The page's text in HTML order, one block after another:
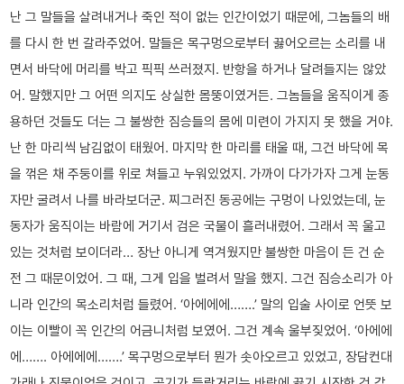
난 그 말들을 살려내거나 죽인 적이 없는 인간이었기 때문에, 그놈들의 배
를 다시 한 번 갈라주었어. 말들은 목구멍으로부터 끓어오르는 소리를 내
면서 바닥에 머리를 박고 픽픽 쓰러졌지. 반항을 하거나 달려들지는 않았
어. 말했지만 그 어떤 의지도 상실한 몸뚱이였거든. 그놈들을 움직이게 종
용하던 것들도 더는 그 불쌍한 짐승들의 몸에 미련이 가지지 못 했을 거야.
난 한 마리씩 남김없이 태웠어. 마지막 한 마리를 태울 때, 그건 바닥에 목
을 꺾은 채 주둥이를 위로 쳐들고 누워있었지. 가까이 다가가자 그게 눈동
자만 굴려서 나를 바라보더군. 찌그러진 동공에는 구멍이 나있었는데, 눈
동자가 움직이는 바람에 거기서 검은 국물이 흘러내렸어. 그래서 꼭 울고
있는 것처럼 보이더라… 장난 아니게 역겨웠지만 불쌍한 마음이 든 건 순
전 그 때문이었어. 그 때, 그게 입을 벌려서 말을 했지. 그건 짐승소리가 아
니라 인간의 목소리처럼 들렸어. ‘아에에에…….’ 말의 입술 사이로 언뜻 보
이는 이빨이 꼭 인간의 어금니처럼 보였어. 그건 계속 울부짖었어. ‘아에에
에……. 아에에에…….’ 목구멍으로부터 뭔가 솟아오르고 있었고, 장담컨대